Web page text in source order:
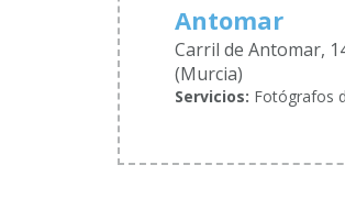
Antomar
Carril de Antomar,
(Murcia)
Servicios: Fotógrafos